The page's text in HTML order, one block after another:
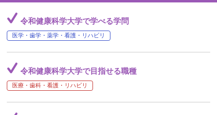
令和健康科学大学で学べる学問
医学・歯学・薬学・看護・リハビリ
令和健康科学大学で目指せる職種
医療・歯科・看護・リハビリ